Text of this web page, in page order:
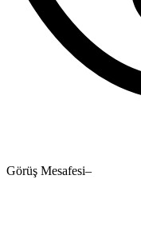
Görüş Mesafesi–